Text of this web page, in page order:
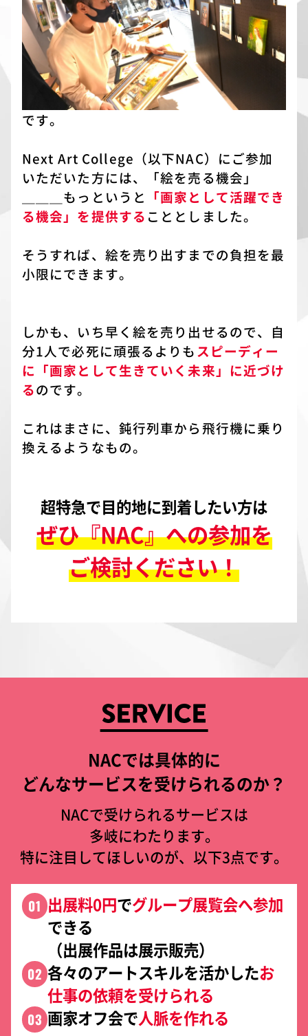
です。
Next Art College（以下NAC）にご参加
いただいた方には、「絵を売る機会」
＿＿＿もっというと 「画家として活躍でき
る機会」を提供する こととしました。
そうすれば、絵を売り出すまでの負担を最
小限にできます。
しかも、いち早く絵を売り出せるので、自
分1人で必死に頑張るよりもスピーディー
に「画家として生きていく未来」に近づけ
るのです。
これはまさに、鈍行列車から飛行機に乗り
換えるようなもの。
超特急で目的地に到着したい方は
ぜひ『NAC』への参加を
ご検討ください！
NACでは具体的に
どんなサービスを受けられるのか？
NACで受けられるサービスは
多岐にわたります。
特に注目してほしいのが、以下3点です。
01 出展料0円でグループ展覧会へ参加
できる
（出展作品は展示販売）
02 各々のアートスキルを活かしたお
仕事の依頼を受けられる
03 画家オフ会で人脈を作れる